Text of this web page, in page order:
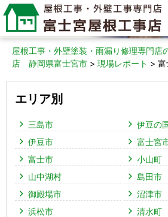
富士宮市の現場レポー
屋根工事・外壁塗装・雨漏り修理専門店
店 静岡県富士宮市 > 現場レポート > 富
エリア別
三島市
伊豆の
伊豆市
富士宮
富士市
小山町
山中湖村
島田市
御殿場市
沼津市
浜松市
清水町